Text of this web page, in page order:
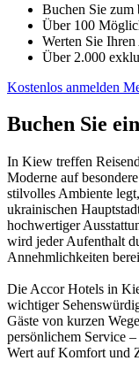
Buchen Sie zum
Über 100
Werten Sie
Über 2.000
Kostenlos anmelden
Buchen Sie
In Kiew treffen
Moderne auf
stilvolles Ambiente
ukrainischen
hochwertiger
wird jeder Aufenthalt
Annehmlichkeiten
Die Accor Hotels in
wichtiger
Gäste von kurzen
persönlichem Service
Wert auf Komfort und